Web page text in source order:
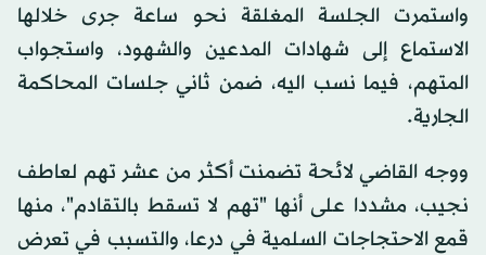
واستمرت الجلسة المغلقة نحو ساعة جرى خلالها
الاستماع إلى شهادات المدعين والشهود، واستجواب
المتهم، فيما نسب اليه، ضمن ثاني جلسات المحاكمة
الجارية.
ووجه القاضي لائحة تضمنت أكثر من عشر تهم لعاطف
نجيب، مشددا على أنها "تهم لا تسقط بالتقادم"، منها
قمع الاحتجاجات السلمية في درعا، والتسبب في تعرض